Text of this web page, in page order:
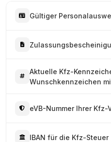
Gültiger
Aktuelle Kfz-
Wunschkennzeichen
eVB-Nummer Ihrer Kfz-
IBAN für die Kfz-Steuer